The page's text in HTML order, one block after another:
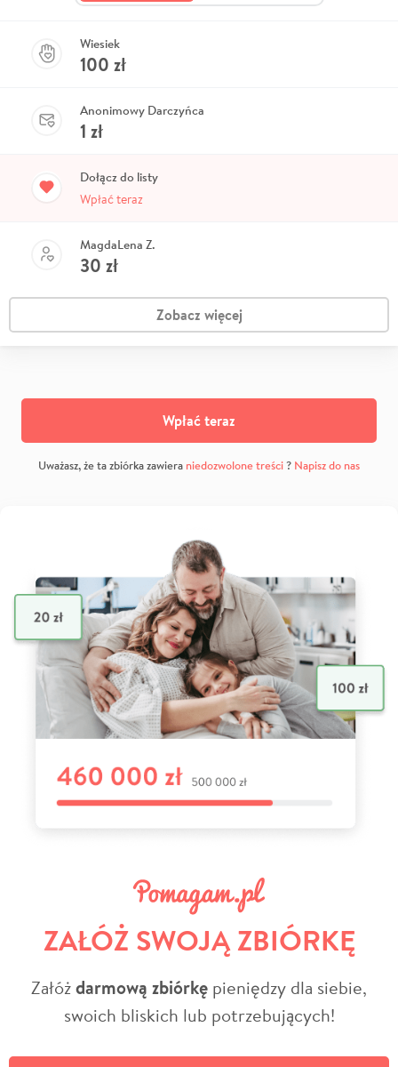
Wiesiek
100 zł
Anonimowy Darczyńca
1 zł
Dołącz do listy
Wpłać teraz
MagdaLena Z.
30 zł
Zobacz więcej
Wpłać teraz
Uważasz, że ta zbiórka zawiera niedozwolone treści? Napisz do nas
ZAŁÓŻ SWOJĄ ZBIÓRKĘ
Załóżdarmową zbiórkę pieniędzy dla siebie,
swoich bliskich lub potrzebujących!